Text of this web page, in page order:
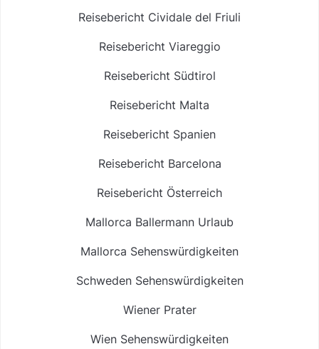
Reisebericht Cividale del Friuli
Reisebericht Viareggio
Reisebericht Südtirol
Reisebericht Malta
Reisebericht Spanien
Reisebericht Barcelona
Reisebericht Österreich
Mallorca Ballermann Urlaub
Mallorca Sehenswürdigkeiten
Schweden Sehenswürdigkeiten
Wiener Prater
Wien Sehenswürdigkeiten